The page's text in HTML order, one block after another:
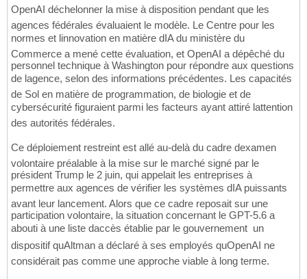
OpenAI déchelonner la mise à disposition pendant que les
agences fédérales évaluaient le modèle. Le Centre pour les
normes et linnovation en matière dIA du ministère du
Commerce a mené cette évaluation, et OpenAI a dépêché du
personnel technique à Washington pour répondre aux questions
de lagence, selon des informations précédentes. Les capacités
de Sol en matière de programmation, de biologie et de
cybersécurité figuraient parmi les facteurs ayant attiré lattention
des autorités fédérales.
Ce déploiement restreint est allé au-delà du cadre dexamen
volontaire préalable à la mise sur le marché signé par le
président Trump le 2 juin, qui appelait les entreprises à
permettre aux agences de vérifier les systèmes dIA puissants
avant leur lancement. Alors que ce cadre reposait sur une
participation volontaire, la situation concernant le GPT-5.6 a
abouti à une liste daccès établie par le gouvernement  un
dispositif quAltman a déclaré à ses employés quOpenAI ne
considérait pas comme une approche viable à long terme.